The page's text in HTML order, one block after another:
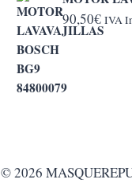
90,50€ IVA
© 2026